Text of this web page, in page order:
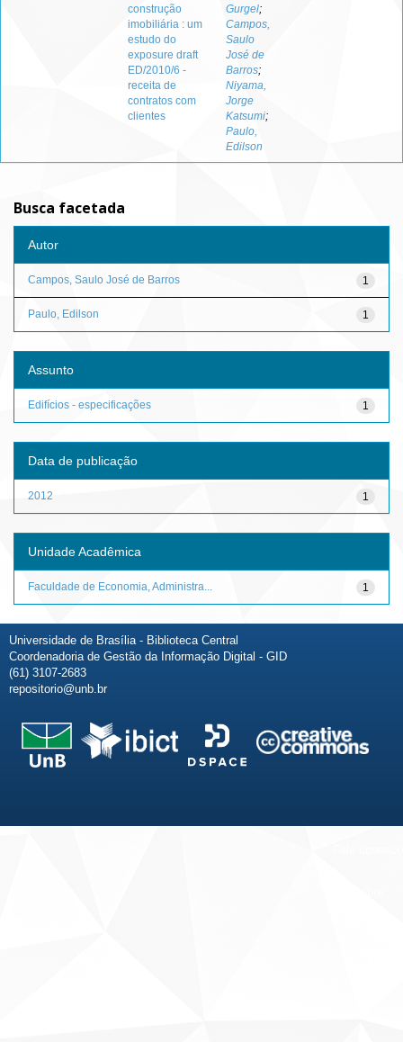
construção
imobiliária : um
estudo do
exposure draft
ED/2010/6 -
receita de
contratos com
clientes
Gurgel;
Campos,
Saulo
José de
Barros;
Niyama,
Jorge
Katsumi;
Paulo,
Edilson
Busca facetada
Autor
1
Campos, Saulo José de Barros
1
Paulo, Edilson
Assunto
1
Edifícios - especificações
Data de publicação
1
2012
Unidade Acadêmica
1
Faculdade de Economia, Administra...
Universidade de Brasília - Biblioteca Central
Coordenadoria de Gestão da Informação Digital - GID
(61) 3107-2683
repositorio@unb.br